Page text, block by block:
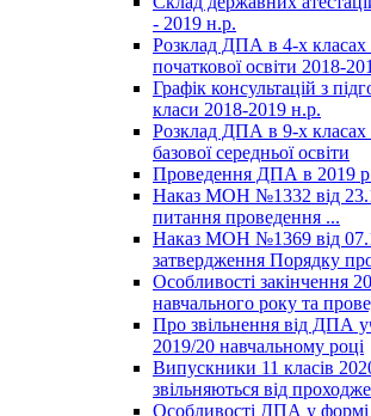
- 2019 н.р.
Розклад ДПА в 4-х класах
початкової освіти 2018-
Графік консультацій з
класи 2018-2019 н.р.
Розклад ДПА в 9-х класах
базової середньої освіти
Проведення ДПА в 2019
Наказ МОН №1332 від
питання проведення ...
Наказ МОН №1369 від
затвердження Порядку
Особливості закінчення
навчального року та
Про звільнення від ДПА
2019/20 навчальному році
Випускники 11 класів
звільняються від
Особливості ДПА у формі